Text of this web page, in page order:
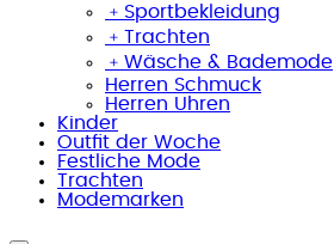
﹢ Sportbekleidung
﹢ Trachten
﹢ Wäsche & Bademode
Herren Schmuck
Herren Uhren
Kinder
Outfit der Woche
Festliche Mode
Trachten
Modemarken